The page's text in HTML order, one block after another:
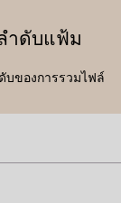
ำดับแฟ้ม
บของการรวมไฟล์